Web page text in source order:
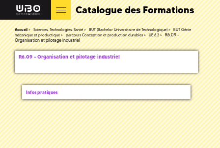
Catalogue des Formations
Accueil Sciences, Technologies, Santé BUT (Bachelor Universitaire de Technologique)
BUT Génie
mécanique et productique
parcours Conception et production durables UE 6.2
R6.09 -
Organisation et pilotage industriel
R6.09 - Organisation et pilotage industriel
Infos pratiques